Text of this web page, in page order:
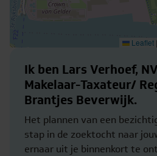
Leaflet |
Ik ben Lars Verhoef,
Makelaar-Taxateur/
Brantjes Beverwijk.
Het plannen van een
stap in de zoektocht naar
ernaar uit je binnenkort te